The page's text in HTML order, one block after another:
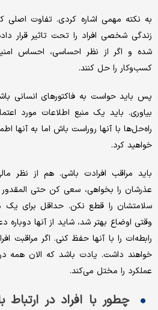
به نکته مهمی اشاره کردی. تفاوت اصلی
زندگی شخصی افراد را تحت تاثیر قرار
شده و اگر از نظر احساسی، احساس
کسب‌وکار را حل کنند.
پس باید حواست به فاکتورهای انسانی
بیاوری. باید یک منبع اطلاعات مورد
راه‌حل‌ها با آنها روراست باش اما به آنها
خواهید کرد.
باید مراقب افرادت باشی. هم از نظر
عذرشان را بخواهی، سعی کن حتی المقدور
سلامتشان را قطع نکن. حداقل برای یک
وقتی اوضاع بهتر شد، شاید از آنها
رابطه‌ات را با آنها حفظ کنی. اگر مراقبت
خواهند داشت. یادت باشد که الان همه
عملکرد را مختل می‌کند.
چطور با افراد در